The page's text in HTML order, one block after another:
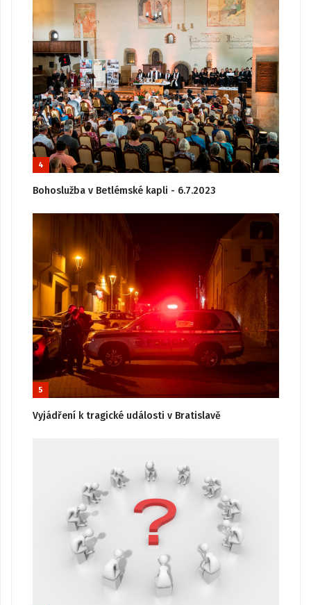
4
Bohoslužba v Betlémské kapli - 6.7.2023
5
Vyjádření k tragické události v Bratislavě